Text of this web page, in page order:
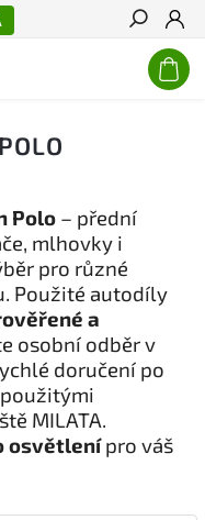
Hledat
Polo – přední
mlhovky i
pro různé
Použité autodíly
a
osobní odběr v
doručení po
použitými
MILATA.
osvětlenípro váš